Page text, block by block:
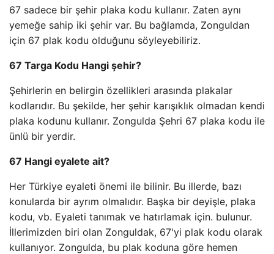
67 sadece bir şehir plaka kodu kullanır. Zaten aynı
yemeğe sahip iki şehir var. Bu bağlamda, Zonguldan
için 67 plak kodu olduğunu söyleyebiliriz.
67 Targa Kodu Hangi şehir?
Şehirlerin en belirgin özellikleri arasında plakalar
kodlarıdır. Bu şekilde, her şehir karışıklık olmadan kendi
plaka kodunu kullanır. Zongulda Şehri 67 plaka kodu ile
ünlü bir yerdir.
67 Hangi eyalete ait?
Her Türkiye eyaleti önemi ile bilinir. Bu illerde, bazı
konularda bir ayrım olmalıdır. Başka bir deyişle, plaka
kodu, vb. Eyaleti tanımak ve hatırlamak için. bulunur.
İllerimizden biri olan Zonguldak, 67'yi plak kodu olarak
kullanıyor. Zongulda, bu plak koduna göre hemen